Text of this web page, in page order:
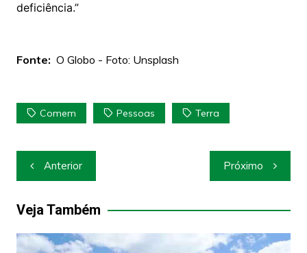
deficiência.”
Fonte: O Globo - Foto: Unsplash
Comem Pessoas Terra
Navegação
de
Post
Anterior Próximo
Veja Também